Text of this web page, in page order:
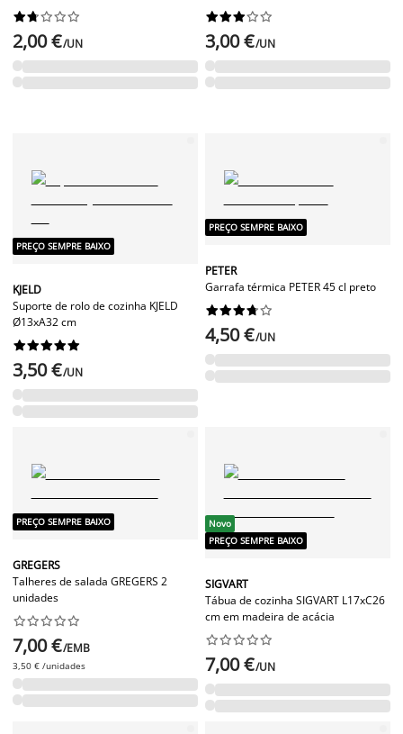






2,00 €/UN






3,00 €/UN
PREÇO SEMPRE BAIXO
KJELD
Suporte de rolo de cozinha KJELD
Ø13xA32 cm






3,50 €/UN
PREÇO SEMPRE BAIXO
PETER
Garrafa térmica PETER 45 cl preto






4,50 €/UN
PREÇO SEMPRE BAIXO
GREGERS
Talheres de salada GREGERS 2
unidades






7,00 €/EMB
3,50 € /unidades
Novo
PREÇO SEMPRE BAIXO
SIGVART
Tábua de cozinha SIGVART L17xC26
cm em madeira de acácia






7,00 €/UN